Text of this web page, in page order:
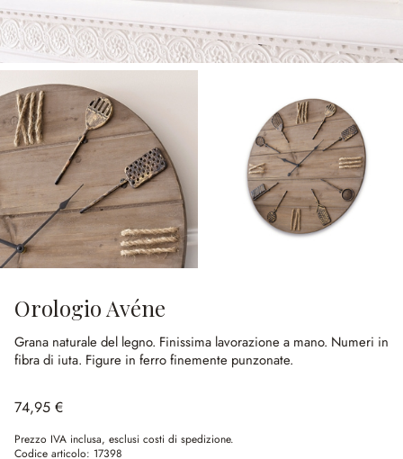
Orologio Avéne
Grana naturale del legno. Finissima lavorazione a mano. Numeri in
fibra di iuta. Figure in ferro finemente punzonate.
74,95 €
Prezzo IVA inclusa, esclusi costi di spedizione.
Codice articolo: 17398